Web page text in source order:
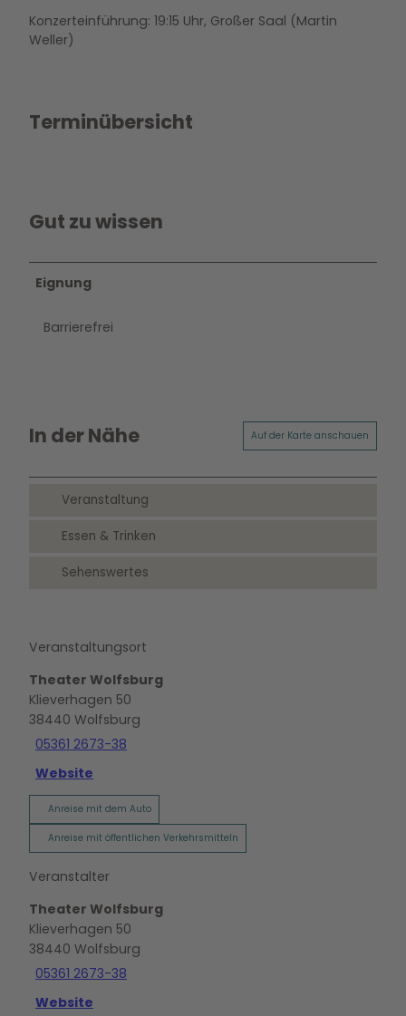
Konzerteinführung: 19:15 Uhr, Großer Saal (Martin
Weller)
Terminübersicht
Gut zu wissen
Eignung
Barrierefrei
In der Nähe Auf der Karte anschauen
Veranstaltung
Essen & Trinken
Sehenswertes
Veranstaltungsort
Theater Wolfsburg
Klieverhagen 50
38440 Wolfsburg
05361 2673-38
Website
Anreise mit dem Auto
Anreise mit öffentlichen Verkehrsmitteln
Veranstalter
Theater Wolfsburg
Klieverhagen 50
38440 Wolfsburg
05361 2673-38
Website